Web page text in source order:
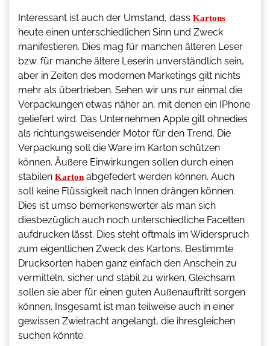
Interessant ist auch der Umstand, dass Kartons
heute einen unterschiedlichen Sinn und Zweck
manifestieren. Dies mag für manchen älteren Leser
bzw. für manche ältere Leserin unverständlich sein,
aber in Zeiten des modernen Marketings gilt nichts
mehr als übertrieben. Sehen wir uns nur einmal die
Verpackungen etwas näher an, mit denen ein IPhone
geliefert wird. Das Unternehmen Apple gilt ohnedies
als richtungsweisender Motor für den Trend. Die
Verpackung soll die Ware im Karton schützen
können. Äußere Einwirkungen sollen durch einen
stabilen Karton abgefedert werden können. Auch
soll keine Flüssigkeit nach Innen drängen können.
Dies ist umso bemerkenswerter als man sich
diesbezüglich auch noch unterschiedliche Facetten
aufdrucken lässt. Dies steht oftmals im Widerspruch
zum eigentlichen Zweck des Kartons. Bestimmte
Drucksorten haben ganz einfach den Anschein zu
vermitteln, sicher und stabil zu wirken. Gleichsam
sollen sie aber für einen guten Außenauftritt sorgen
können. Insgesamt ist man teilweise auch in einer
gewissen Zwietracht angelangt, die ihresgleichen
suchen könnte.